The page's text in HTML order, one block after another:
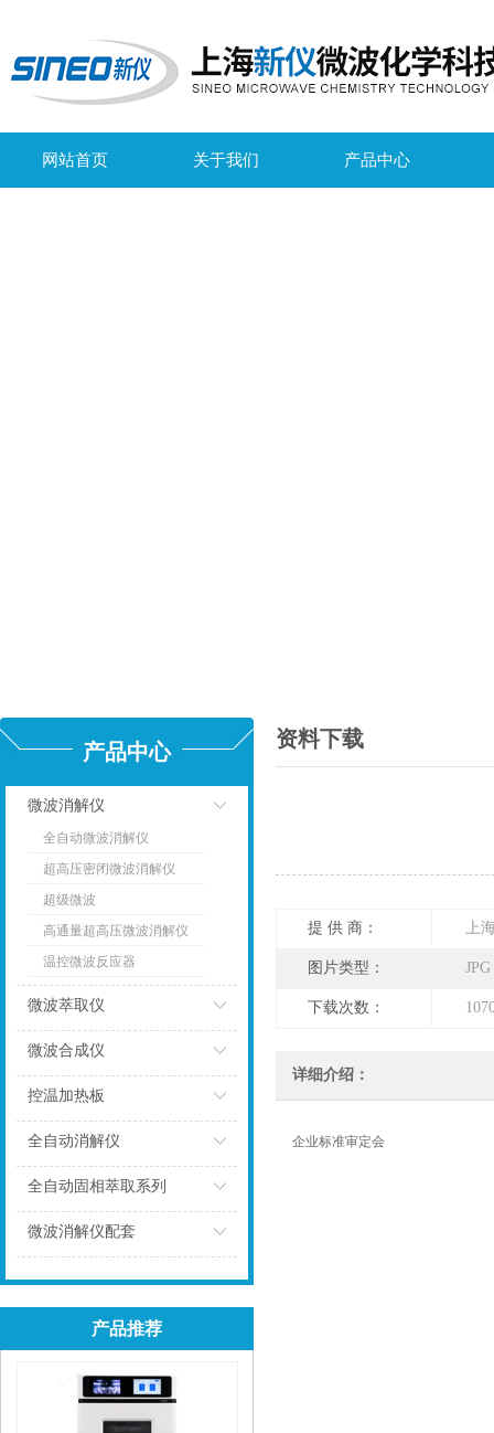
网站首页 关于我们 产品中心
产品中心
微波消解仪
全自动微波消解仪
超高压密闭微波消解仪
超级微波
高通量超高压微波消解仪
温控微波反应器
微波萃取仪
微波合成仪
控温加热板
全自动消解仪
点击
全自动固相萃取系列
微波消解仪配套
产品推荐
资料下载
提 供 商： 上
图片类型： JPG
下载次数：
详细介绍：
企业标准审定会